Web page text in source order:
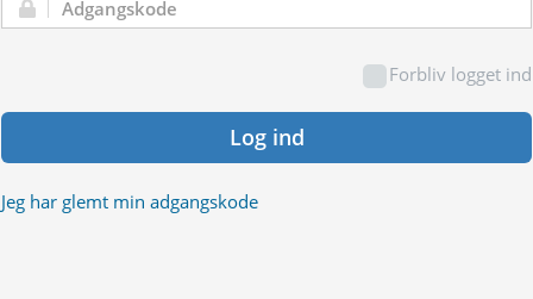
Adgangskode:
Forbliv logget ind
Log ind
Jeg har glemt min adgangskode